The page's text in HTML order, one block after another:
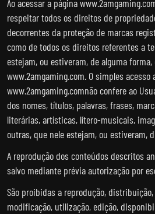
Ao acessar a página
respeitar todos os direitos de
decorrentes da proteção de marcas
como de todos os direitos referentes a
estejam, ou estiveram, de alguma
www.2amgaming.com. O simples acesso
www.2amgaming.comnão confere ao
dos nomes, títulos, palavras, frases,
literárias, artísticas, lítero-musicais,
outras, que nele estejam, ou estiveram,
A reprodução dos conteúdos descritos
salvo mediante prévia autorização por
São proibidas a reprodução,
modificação, utilização, edição,